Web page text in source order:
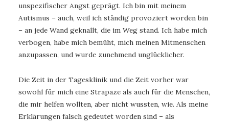
unspezifischer Angst geprägt. Ich bin mit meinem
Autismus – auch, weil ich ständig provoziert worden bin
– an jede Wand geknallt, die im Weg stand. Ich habe mich
verbogen, habe mich bemüht, mich meinen Mitmenschen
anzupassen, und wurde zunehmend unglücklicher.
Die Zeit in der Tagesklinik und die Zeit vorher war
sowohl für mich eine Strapaze als auch für die Menschen,
die mir helfen wollten, aber nicht wussten, wie. Als meine
Erklärungen falsch gedeutet worden sind – als